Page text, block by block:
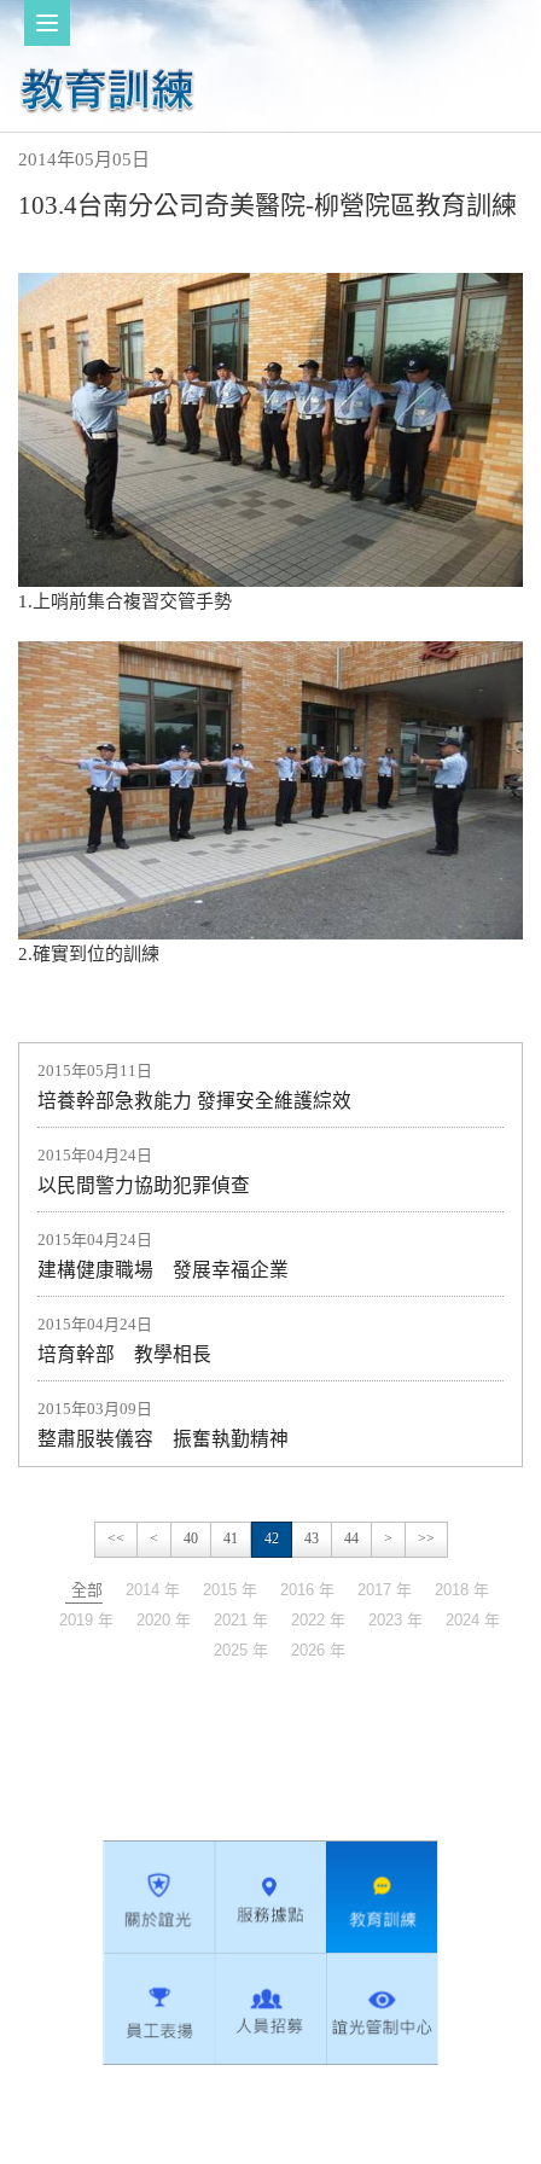
2015年05月11日
培養幹部急救能力 發揮安全維護綜效
2015年04月24日
以民間警力協助犯罪偵查
2015年04月24日
建構健康職場 發展幸福企業
2015年04月24日
培育幹部 教學相長
2015年03月09日
整肅服裝儀容 振奮執勤精神
<< < 40 41 42 43 44 > >>
全部 2014 年 2015 年 2016 年 2017 年
2018 年
2019 年
2020 年 2021 年 2022 年 2023 年
2024 年
2025 年
2026 年
2014年05月05日
103.4台南分公司奇美醫院-柳營院區教育訓練
1.上哨前集合複習交管手勢
2.確實到位的訓練